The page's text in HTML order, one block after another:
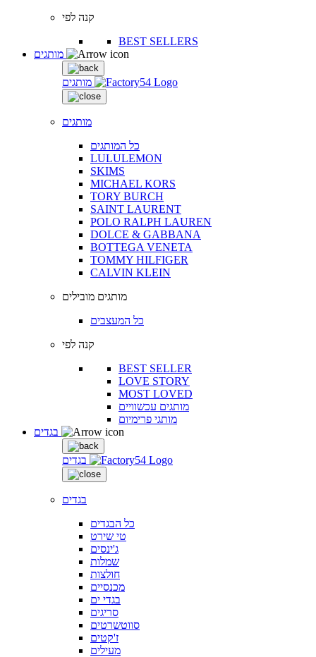
קנה לפי
BEST SELLERS
מותגים
מותגים
כל המותגים
LULULEMON
SKIMS
MICHAEL KORS
TORY BURCH
SAINT LAURENT
POLO RALPH LAUREN
DOLCE & GABBANA
BOTTEGA VENETA
TOMMY HILFIGER
CALVIN KLEIN
מותגים מובילים
כל המעצבים
קנה לפי
BEST SELLER
LOVE STORY
MOST LOVED
מותגים עכשוויים
מותגי פרימיום
בגדים
בגדים
כל הבגדים
טי שירט
ג'ינסים
שמלות
חולצות
מכנסיים
בגדי ים
סריגים
סווטשרטים
ז'קטים
מעילים